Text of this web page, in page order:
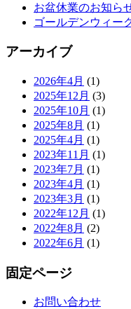
お盆休業のお知ら
ゴールデンウィー
アーカイブ
2026年4月 (1)
2025年12月 (3)
2025年10月 (1)
2025年8月 (1)
2025年4月 (1)
2023年11月 (1)
2023年7月 (1)
2023年4月 (1)
2023年3月 (1)
2022年12月 (1)
2022年8月 (2)
2022年6月 (1)
固定ページ
お問い合わせ